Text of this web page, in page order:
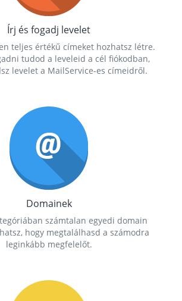
Írj és fogadj levelet
teljes értékű címeket hozhatsz létre.
tudod a leveleid a cél fiókodban,
levelet a MailService-es címeidről.
Domainek
számtalan egyedi domain
hogy megtalálhasd a számodra
leginkább megfelelőt.